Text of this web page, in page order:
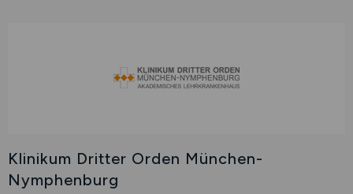
Klinikum Dritter Orden München-
Nymphenburg